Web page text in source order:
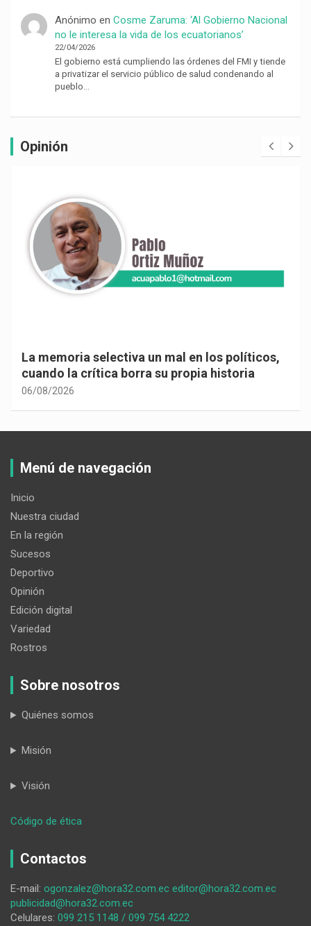
Anónimo en Cosme Zaruma: ‘Al Gobierno Nacional
no le interesa la vida de los ecuatorianos’
22/04/2026
El gobierno está cumpliendo las órdenes del FMI y tiende
a privatizar el servicio público de salud condenando al
pueblo…
Opinión
La memoria selectiva un mal en los políticos,
cuando la crítica borra su propia historia
06/08/2026
Menú de navegación
Inicio
Nuestra ciudad
En la región
Sucesos
Deportivo
Opinión
Edición digital
Variedad
Rostros
Sobre nosotros
Quiénes somos
Misión
Visión
Código de ética
‘El
de
las
personas
Contactos
E-mail: ogonzalez@hora32.com.ec editor@hora32.com.ec
publicidad@hora32.com.ec
Celulares: 099 215 1148 / 099 754 4222